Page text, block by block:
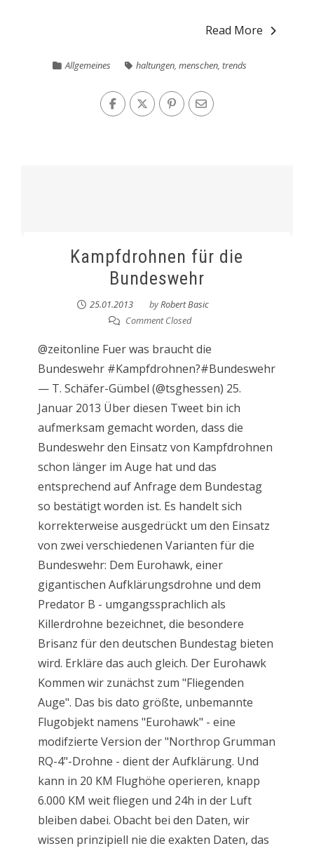
Read More
Allgemeines haltungen,menschen,trends
Kampfdrohnen für die
Bundeswehr
25.01.2013 byRobert Basic
Comment Closed
@zeitonline Fuer was braucht die
Bundeswehr #Kampfdrohnen?#Bundeswehr
— T. Schäfer-Gümbel (@tsghessen) 25.
Januar 2013 Über diesen Tweet bin ich
aufmerksam gemacht worden, dass die
Bundeswehr den Einsatz von Kampfdrohnen
schon länger im Auge hat und das
entsprechend auf Anfrage dem Bundestag
so bestätigt worden ist. Es handelt sich
korrekterweise ausgedrückt um den Einsatz
von zwei verschiedenen Varianten für die
Bundeswehr: Dem Eurohawk, einer
gigantischen Aufklärungsdrohne und dem
Predator B - umgangssprachlich als
Killerdrohne bezeichnet, die besondere
Brisanz für den deutschen Bundestag bieten
wird. Erkläre das auch gleich. Der Eurohawk
Kommen wir zunächst zum "Fliegenden
Auge". Das bis dato größte, unbemannte
Flugobjekt namens "Eurohawk" - eine
modifzierte Version der "Northrop Grumman
RQ-4"-Drohne - dient der Aufklärung. Und
kann in 20 KM Flughöhe operieren, knapp
6.000 KM weit fliegen und 24h in der Luft
bleiben dabei. Obacht bei den Daten, wir
wissen prinzipiell nie die exakten Daten, das